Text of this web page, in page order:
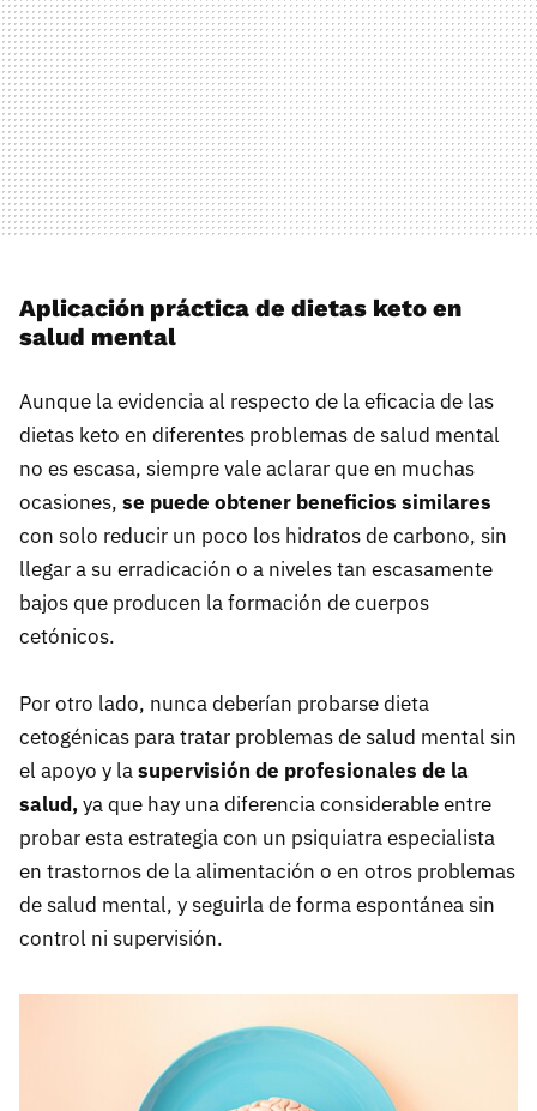
Aplicación práctica de dietas keto en
salud mental
Aunque la evidencia al respecto de la eficacia de las
dietas keto en diferentes problemas de salud mental
no es escasa, siempre vale aclarar que en muchas
ocasiones, se puede obtener beneficios similares
con solo reducir un poco los hidratos de carbono, sin
llegar a su erradicación o a niveles tan escasamente
bajos que producen la formación de cuerpos
cetónicos.
Por otro lado, nunca deberían probarse dieta
cetogénicas para tratar problemas de salud mental sin
el apoyo y lasupervisión de profesionales de la
salud,ya que hay una diferencia considerable entre
probar esta estrategia con un psiquiatra especialista
en trastornos de la alimentación o en otros problemas
de salud mental, y seguirla de forma espontánea sin
control ni supervisión.